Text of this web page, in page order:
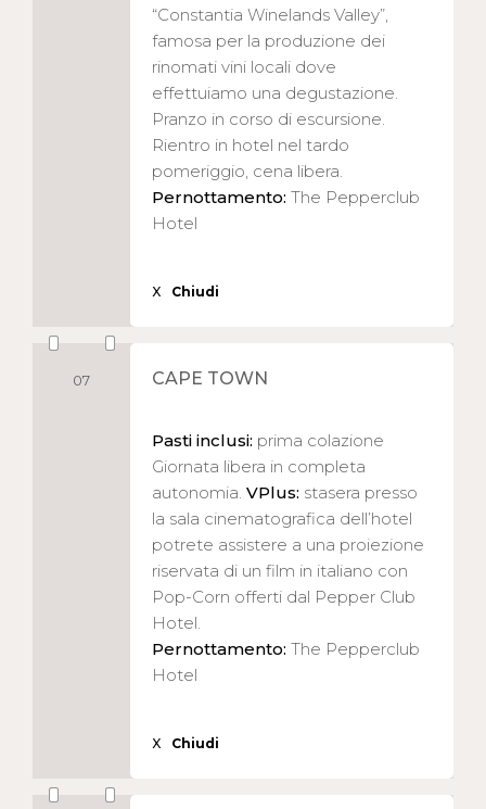
“Constantia Winelands Valley”,
famosa per la produzione dei
rinomati vini locali dove
effettuiamo una degustazione.
Pranzo in corso di escursione.
Rientro in hotel nel tardo
pomeriggio, cena libera.
Pernottamento: The Pepperclub
Hotel
X Chiudi
07 CAPE TOWN
Pasti inclusi: prima colazione
Giornata libera in completa
autonomia. VPlus: stasera presso
la sala cinematografica dell’hotel
potrete assistere a una proiezione
riservata di un film in italiano con
Pop-Corn offerti dal Pepper Club
Hotel.
Pernottamento: The Pepperclub
Hotel
X Chiudi